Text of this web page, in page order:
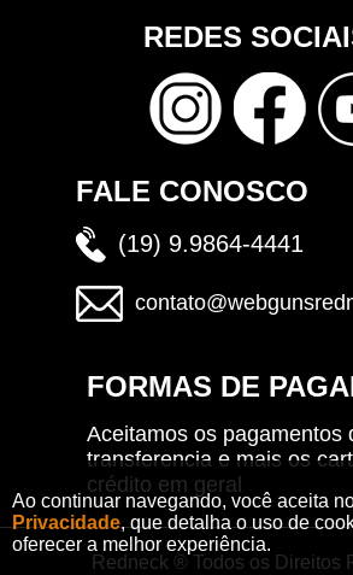
Ao continuar navegando, você aceita
Privacidade, que detalha o uso de
oferecer a melhor experiência.
REDES
FALE CONOSCO
(19) 9.9864-4441
FORMAS DE
Aceitamos os pagamentos
transferencia e mais os
crédito em geral
Redneck ® Todos os Direitos